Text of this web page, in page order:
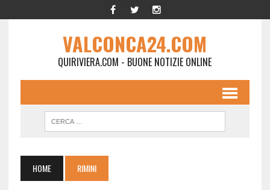
VALCONCA24.COM
QUIRIVIERA.COM - BUONE NOTIZIE ONLINE
HOME RIMINI